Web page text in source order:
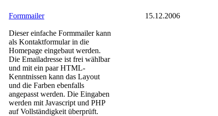
Formmailer
Dieser einfache Formmailer kann
als Kontaktformular in die
Homepage eingebaut werden.
Die Emailadresse ist frei wählbar
und mit ein paar HTML-
Kenntnissen kann das Layout
und die Farben ebenfalls
angepasst werden. Die Eingaben
werden mit Javascript und PHP
auf Vollständigkeit überprüft.
15.12.2006